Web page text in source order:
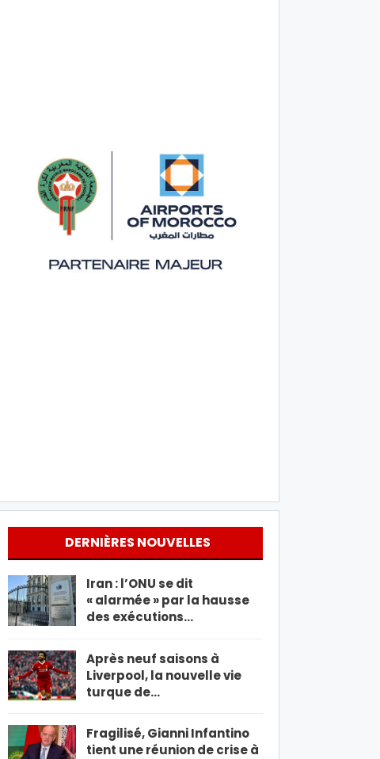
DERNIÈRES NOUVELLES
Iran : l’ONU se dit
« alarmée » par la hausse
des exécutions…
Après neuf saisons à
Liverpool, la nouvelle vie
turque de…
Fragilisé, Gianni Infantino
tient une réunion de crise à